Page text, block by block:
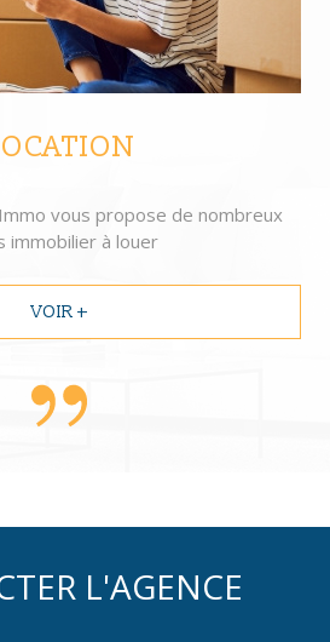
vous propose de nombreux
immobilier à louer
VOIR +
L'AGENCE